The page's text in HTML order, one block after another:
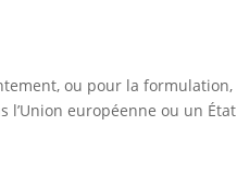
ou pour la formulation,
l’Union européenne ou un État